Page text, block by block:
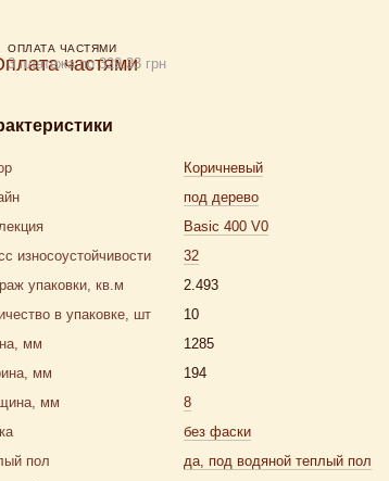
ОПЛАТА ЧАСТЯМИ
3 платежа по 329.33 грн
Коричневый
под дерево
Basic 400 V0
износоустойчивости
32
упаковки, кв.м
2.493
в упаковке, шт
10
мм
1285
мм
194
мм
8
без фаски
пол
да, под водяной теплый пол